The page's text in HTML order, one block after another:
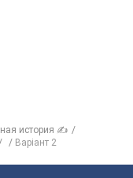
история ✍
Варіант 2